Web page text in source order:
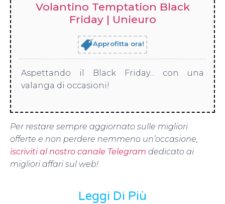
Volantino Temptation Black
Friday | Unieuro
Approfitta ora!
Aspettando il Black Friday... con una
valanga di occasioni!
Per restare sempre aggiornato sulle migliori
offerte e non perdere nemmeno un’occasione,
iscriviti al nostro canale Telegram dedicato ai
migliori affari sul web!
Leggi Di Più